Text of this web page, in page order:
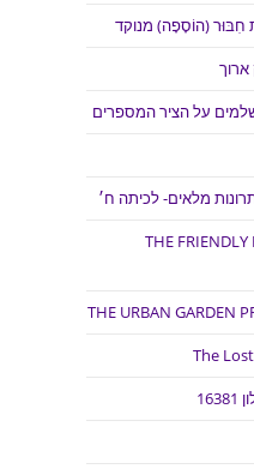
חִבּוּר (הוֹסָפָה) מנוקד
ארוך
על הציר המספרים
מלאים- לכיתה ח׳
THE
THE URBAN GARDEN
The